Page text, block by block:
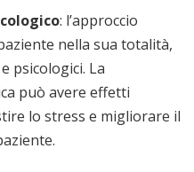
: l’approccio
nella sua totalità,
psicologici. La
può avere effetti
lo stress e migliorare il